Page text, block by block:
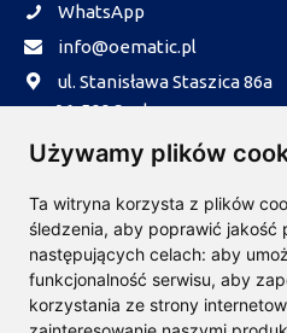
Używamy plików
Ta witryna korzysta z plików
śledzenia, aby poprawić jakość
następujących celach: aby
funkcjonalność serwisu, aby
korzystania ze strony
WhatsApp
info@oematic.pl
ul. Stanisława Staszica 86a
96-500 Sochaczew
Informacje
Płatności
Reklamacje
Dla firm B2B